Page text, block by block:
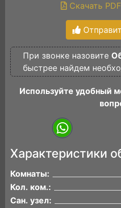
Скачать PDF
При звонке назовите
быстрее найдем
Используйте удобный
Характеристики
Комнаты:
Кол. ком.:
Сан. узел: